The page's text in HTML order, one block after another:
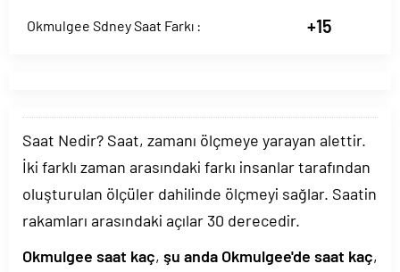
Okmulgee Sdney Saat Farkı : +15
Saat Nedir? Saat, zamanı ölçmeye yarayan alettir.
İki farklı zaman arasındaki farkı insanlar tarafından
oluşturulan ölçüler dahilinde ölçmeyi sağlar. Saatin
rakamları arasındaki açılar 30 derecedir.
Okmulgee saat kaç, şu anda Okmulgee'de saat kaç,